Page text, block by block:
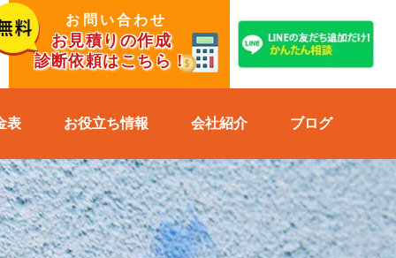
お問い合わせ
お見積りの作成
診断依頼はこちら！
表 お役立ち情報 会社紹介 ブログ